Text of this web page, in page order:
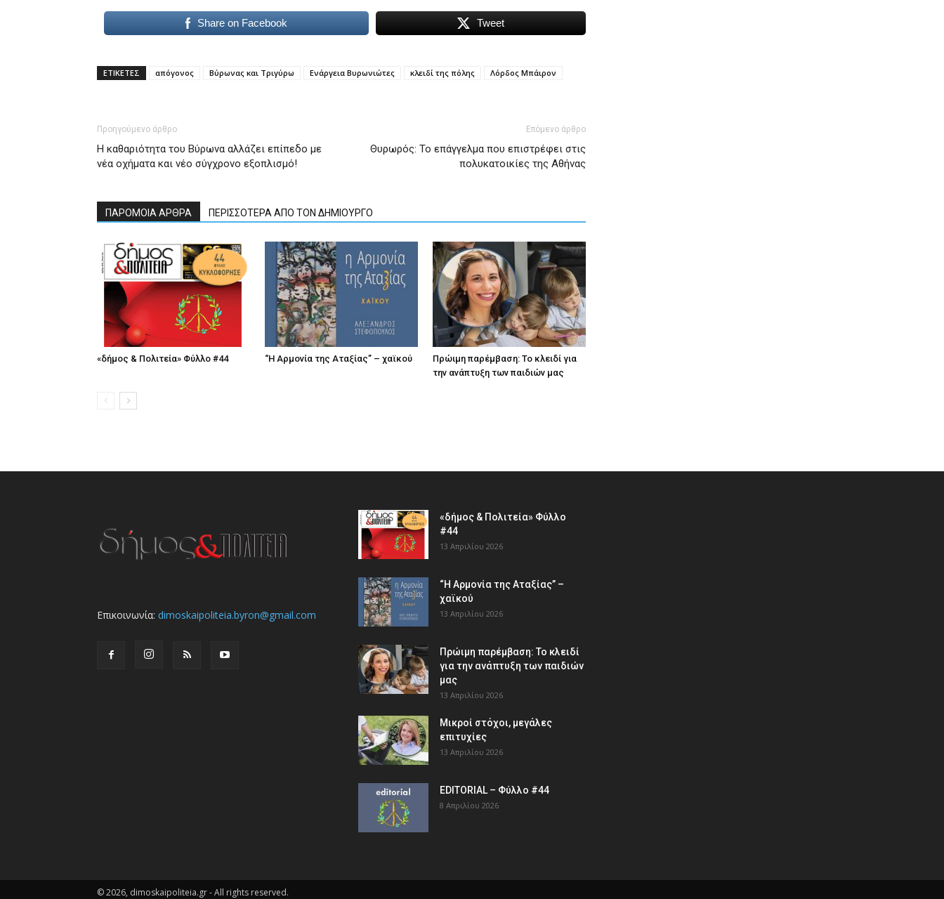
Share on Facebook Tweet
ΕΤΙΚΕΤΕΣ απόγονος Βύρωνας και Τριγύρω Ενάργεια Βυρωνιώτες κλειδί της πόλης Λόρδος Μπάιρον
Προηγούμενο άρθρο
Η καθαριότητα του Βύρωνα αλλάζει επίπεδο με
νέα οχήματα και νέο σύγχρονο εξοπλισμό!
Επόμενο άρθρο
Θυρωρός: Το επάγγελμα που επιστρέφει στις
πολυκατοικίες της Αθήνας
ΠΑΡΟΜΟΙΑ ΑΡΘΡΑ ΠΕΡΙΣΣΟΤΕΡΑ ΑΠΟ ΤΟΝ ΔΗΜΙΟΥΡΓΟ
«δήμος & Πολιτεία» Φύλλο #44 “Η Αρμονία της Αταξίας” – χαϊκού
Πρώιμη παρέμβαση: Το κλειδί για
την ανάπτυξη των παιδιών µας
Επικοινωνία: dimoskaipoliteia.byron@gmail.com
«δήμος & Πολιτεία» Φύλλο
#44
13 Απριλίου 2026
“Η Αρμονία της Αταξίας” –
χαϊκού
13 Απριλίου 2026
Πρώιμη παρέμβαση: Το κλειδί
για την ανάπτυξη των παιδιών
µας
13 Απριλίου 2026
Μικροί στόχοι, μεγάλες
επιτυχίες
13 Απριλίου 2026
EDITORIAL – Φύλλο #44
8 Απριλίου 2026
© 2026, dimoskaipoliteia.gr - All rights reserved.